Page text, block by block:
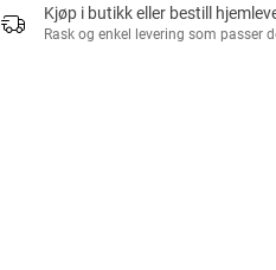
Kjøp i butikk eller bestill
Rask og enkel levering som passer